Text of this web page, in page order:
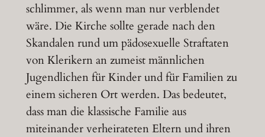
schlimmer, als wenn man nur verblendet
wäre. Die Kirche sollte gerade nach den
Skandalen rund um pädosexuelle Straftaten
von Klerikern an zumeist männlichen
Jugendlichen für Kinder und für Familien zu
einem sicheren Ort werden. Das bedeutet,
dass man die klassische Familie aus
miteinander verheirateten Eltern und ihren